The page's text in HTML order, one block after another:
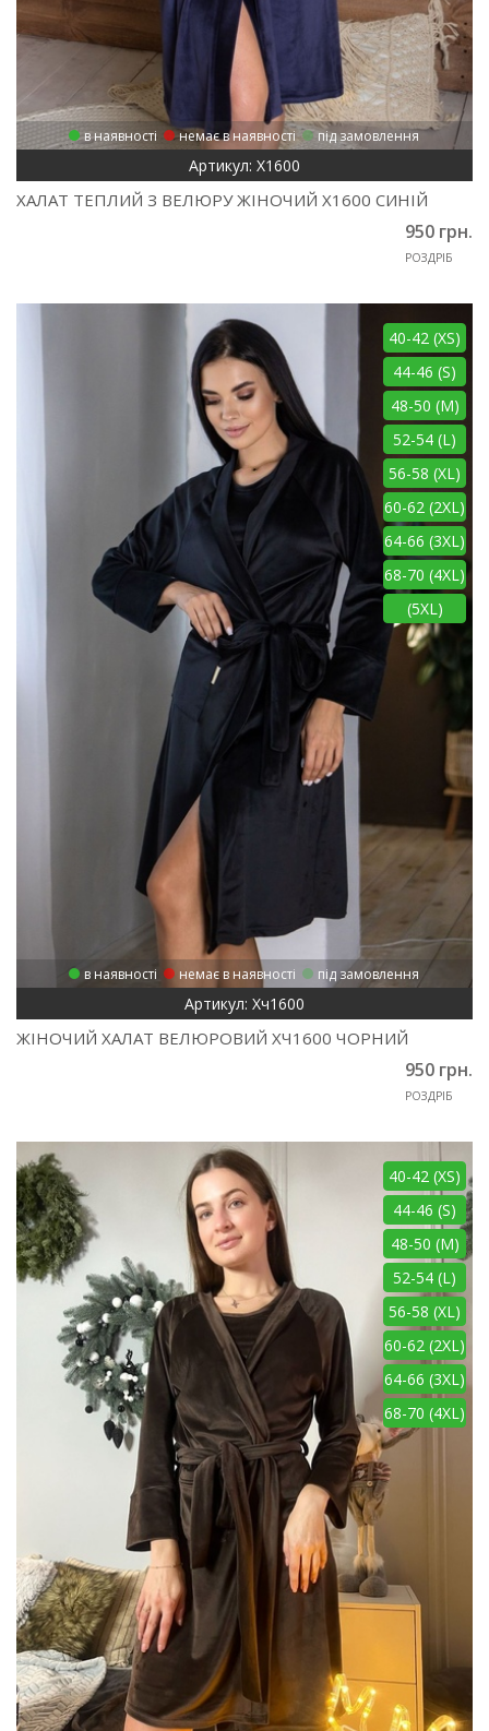
в наявності немає в наявності під замовлення
Артикул: Х1600
ХАЛАТ ТЕПЛИЙ З ВЕЛЮРУ ЖІНОЧИЙ Х1600 СИНІЙ
950 грн.
РОЗДРІБ
40-42 (XS)
44-46 (S)
48-50 (M)
52-54 (L)
56-58 (XL)
60-62 (2XL)
64-66 (3XL)
68-70 (4XL)
(5XL)
в наявності немає в наявності під замовлення
Артикул: Хч1600
ЖІНОЧИЙ ХАЛАТ ВЕЛЮРОВИЙ ХЧ1600 ЧОРНИЙ
950 грн.
РОЗДРІБ
40-42 (XS)
44-46 (S)
48-50 (M)
52-54 (L)
56-58 (XL)
60-62 (2XL)
64-66 (3XL)
68-70 (4XL)